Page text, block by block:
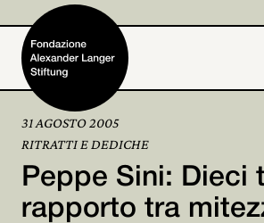
Home
Fondazione
31 AGOSTO 2005
RITRATTI E DEDICHE
Peppe Sini: Dieci
rapporto tra